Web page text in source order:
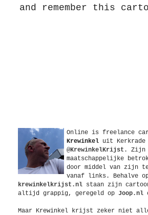
and remember this
Online is freelance
Krewinkel uit Kerkrade
@KrewinkelKrijst . Zijn
maatschappelijke
door middel van zijn
vanaf links. Behalve
krewinkelkrijst.nl staan zijn
altijd grappig, geregeld op Joop.nl
Maar Krewinkel krijst zeker niet